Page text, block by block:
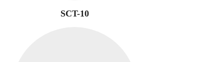
SCT-10